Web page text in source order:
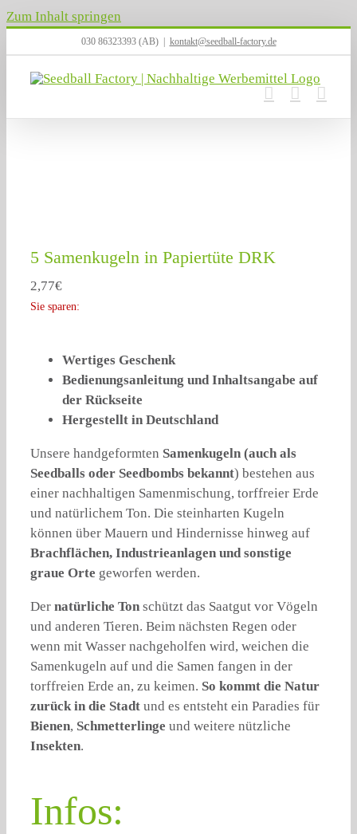
Zum Inhalt springen
030 86323393 (AB) kontakt@seedball-factory.de
5 Samenkugeln in Papiertüte DRK
2,77€
Sie sparen:
Wertiges Geschenk
Bedienungsanleitung und Inhaltsangabe auf
der Rückseite
Hergestellt in Deutschland
Unsere handgeformten Samenkugeln (auch als
Seedballs oder Seedbombs bekannt) bestehen aus
einer nachhaltigen Samenmischung, torffreier Erde
und natürlichem Ton. Die steinharten Kugeln
können über Mauern und Hindernisse hinweg auf
Brachflächen, Industrieanlagen und sonstige
graue Orte geworfen werden.
Der natürliche Ton schützt das Saatgut vor Vögeln
und anderen Tieren. Beim nächsten Regen oder
wenn mit Wasser nachgeholfen wird, weichen die
Samenkugeln auf und die Samen fangen in der
torffreien Erde an, zu keimen. So kommt die Natur
zurück in die Stadt und es entsteht ein Paradies für
Bienen, Schmetterlinge und weitere nützliche
Insekten.
Infos: